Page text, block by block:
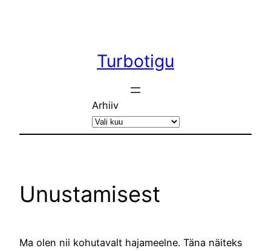
Turbotigu
Arhiiv
Unustamisest
Ma olen nii kohutavalt hajameelne. Täna näiteks